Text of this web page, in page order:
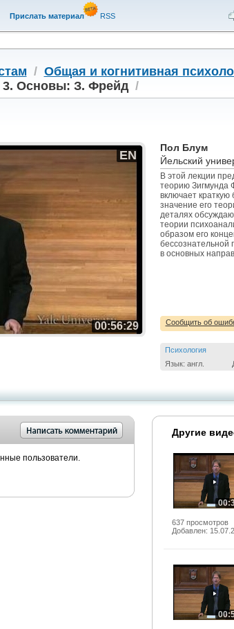
Прислать материал RSS
/ Общая и когнитивная
3. Основы: З. Фрейд/
EN
00:56:29
Пол Блум
Йельский
В этой лекции
теорию Зигмунда
включает
значение его
деталях
теории
образом его
бессознательной
в основных
Сообщить об
Психология
Язык: англ.
пользователи.
Другие
637 просмотров
Добавлен: